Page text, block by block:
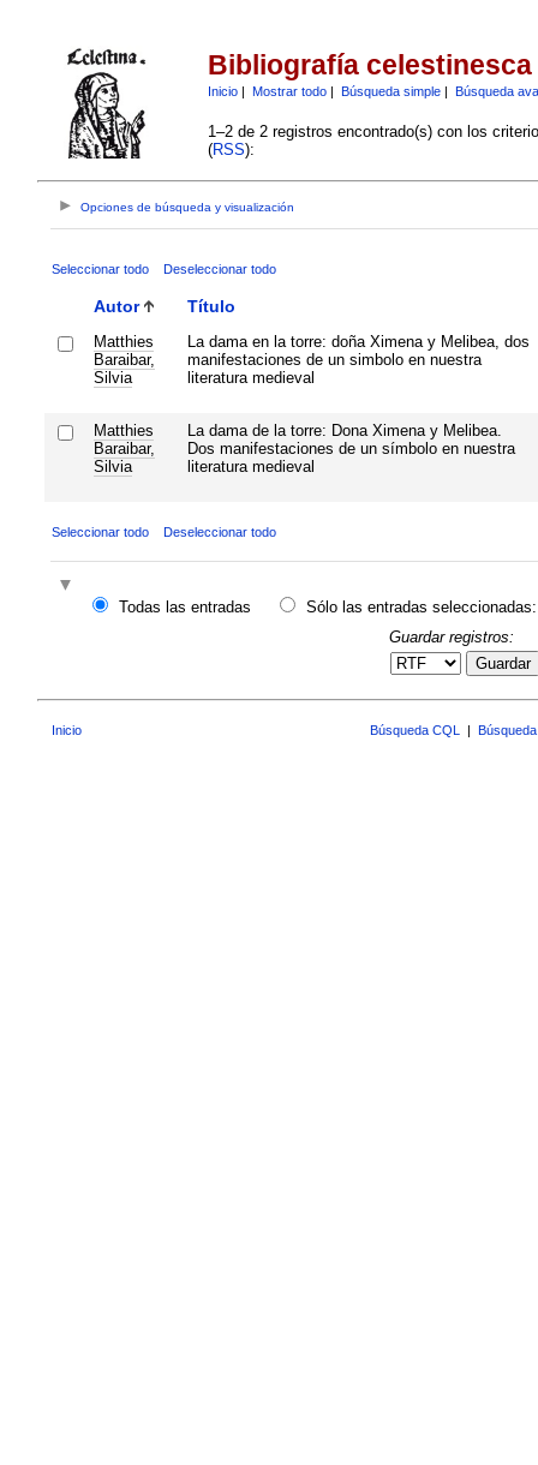
Bibliografía celestinesca
Inicio| Mostrar todo| Búsqueda simple| Búsqueda
1–2 de 2 registros encontrado(s) con los
(RSS):
Opciones de búsqueda y visualización
Seleccionar todo Deseleccionar todo
Autor Título
Matthies
Baraibar,
Silvia
La dama en la torre: doña Ximena y Melibea, dos
manifestaciones de un simbolo en nuestra
literatura medieval
Matthies
Baraibar,
Silvia
La dama de la torre: Dona Ximena y Melibea.
Dos manifestaciones de un símbolo en nuestra
literatura medieval
Seleccionar todo Deseleccionar todo
Todas las entradas
Sólo las entradas seleccionadas:
Guardar registros:
Guardar
Inicio Búsqueda CQL